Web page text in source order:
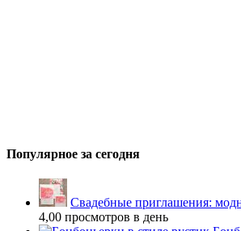
Популярное за сегодня
Свадебные приглашения:
4,00 просмотров в день